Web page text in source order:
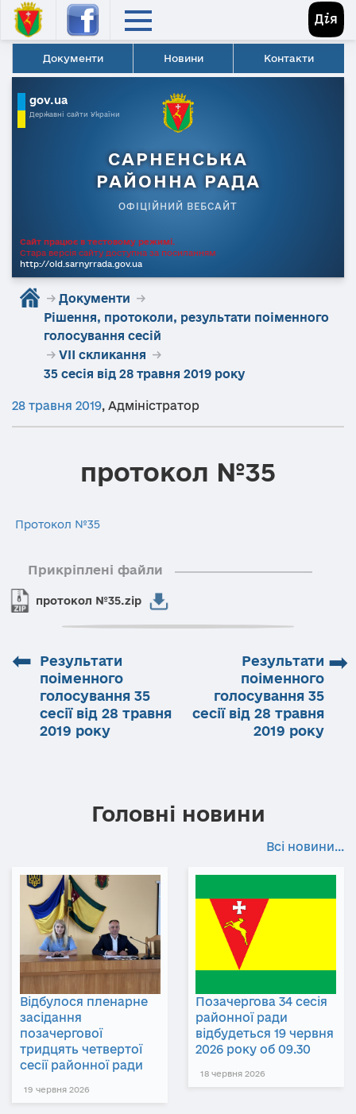
Документи Новини Контакти
gov.ua
Державні сайти України
САРНЕНСЬКА
РАЙОННА РАДА
ОФІЦІЙНИЙ ВЕБСАЙТ
Сайт працює в тестовому режимі.
Стара версія сайту доступна за посиланням
http://old.sarnyrrada.gov.ua
→ Документи →
Рішення, протоколи, результати поіменного
голосування сесій
→ VII скликання →
35 сесія від 28 травня 2019 року
28 травня 2019, Адміністратор
протокол №35
Протокол №35
Прикріплені файли
протокол №35.zip
⬅
Результати
поіменного
голосування 35
сесії від 28 травня
2019 року
➡
Результати
поіменного
голосування 35
сесії від 28 травня
2019 року
Головні новини
Всі новини...
Відбулося пленарне
засідання
позачергової
тридцять четвертої
сесії районної ради
19 червня 2026
Позачергова 34 сесія
районної ради
відбудеться 19 червня
2026 року об 09.30
18 червня 2026